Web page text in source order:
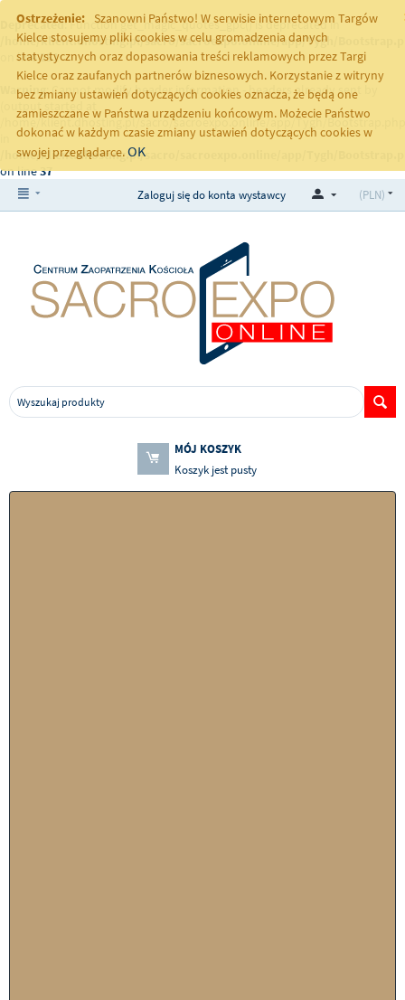
Deprecated: Function get_magic_quotes_gpc() is deprecated in
/home/klient.dhosting.pl/sacro/sacroexpo.online/app/Tygh/
on line251
Warning: Cannot modify header information - headers already sent by
(output started at
/home/klient.dhosting.pl/sacro/sacroexpo.online/app/Tygh/
/home/klient.dhosting.pl/sacro/sacroexpo.online/app/Tygh/
on line37
Ostrzeżenie:
Szanowni Państwo! W serwisie internetowym Targów
Kielce stosujemy pliki cookies w celu gromadzenia danych
statystycznych oraz dopasowania treści reklamowych przez Targi
Kielce oraz zaufanych partnerów biznesowych. Korzystanie z witryny
bez zmiany ustawień dotyczących cookies oznacza, że będą one
zamieszczane w Państwa urządzeniu końcowym. Możecie Państwo
dokonać w każdym czasie zmiany ustawień dotyczących cookies w
swojej przeglądarce.OK
(PLN)
Zaloguj się do konta wystawcy
MÓJ KOSZYK
Koszyk jest pusty